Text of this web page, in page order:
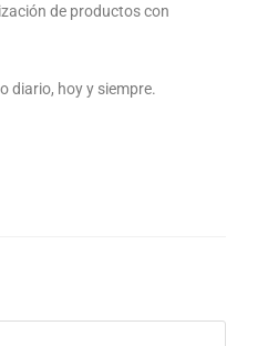
de productos con
diario, hoy y siempre.